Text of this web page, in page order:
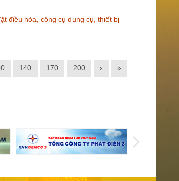
điều hòa, công cụ dụng cụ, thiết bị
140 170 200 › »